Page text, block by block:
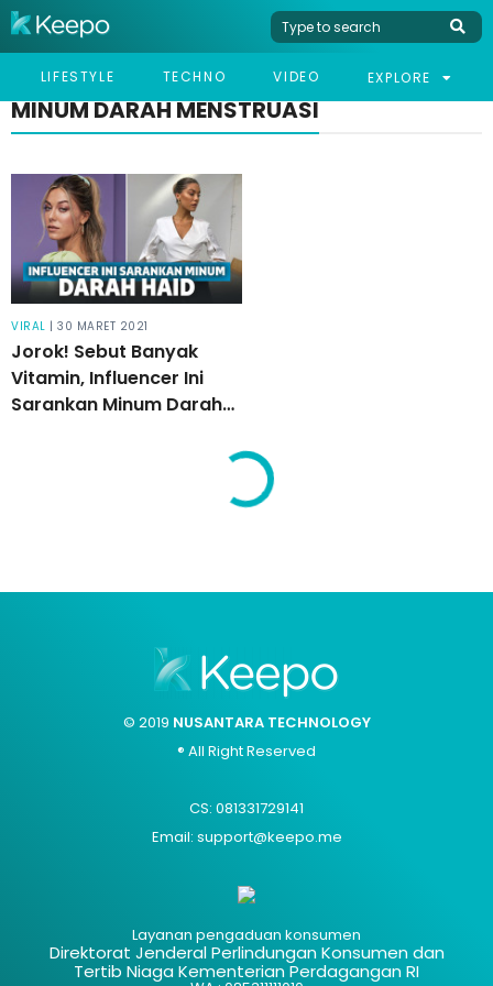
LIFESTYLE TECHNO VIDEO EXPLORE
MINUM DARAH MENSTRUASI
VIRAL | 30 MARET 2021
Jorok! Sebut Banyak
Vitamin, Influencer Ini
Sarankan Minum Darah
© 2019 NUSANTARA TECHNOLOGY
® All Right Reserved
CS: 081331729141
Email: support@keepo.me
Layanan pengaduan konsumen
Direktorat Jenderal Perlindungan Konsumen dan
Tertib Niaga Kementerian Perdagangan RI